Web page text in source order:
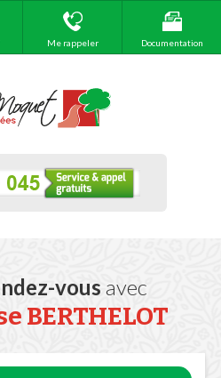
Me rappeler Documentation
vous avec
BERTHELOT